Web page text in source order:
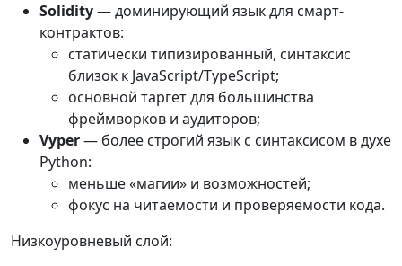
Solidity— доминирующий язык для смарт-
контрактов:
статически типизированный, синтаксис
близок к JavaScript/TypeScript;
основной таргет для большинства
фреймворков и аудиторов;
Vyper— более строгий язык с синтаксисом в духе
Python:
меньше «магии» и возможностей;
фокус на читаемости и проверяемости кода.
Низкоуровневый слой: